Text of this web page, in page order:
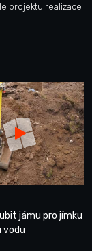
projektu realizace
jámu pro jímku
vodu